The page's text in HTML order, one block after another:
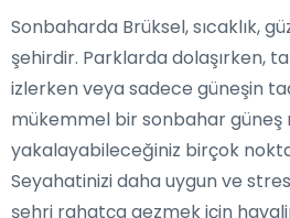
Sonbaharda Brüksel, sıcaklık,
şehirdir. Parklarda dolaşırken,
izlerken veya sadece güneşin
mükemmel bir sonbahar güneş
yakalayabileceğiniz birçok
Seyahatinizi daha uygun ve
şehri rahatça gezmek için